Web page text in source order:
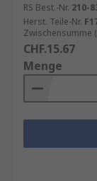
RS Best.-Nr. 210-
Herst. Teile-Nr.
Zwischensumme
CHF.15.67
Menge